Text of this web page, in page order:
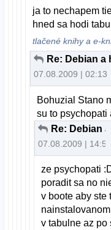
ja to nechapem
hned sa hodi
tlačené knihy a e-
07.08.2009 | 02:13
Bohuzial Stano
su to psychopati
07.08.2009 | 14:55
ze psychopati
poradit sa no
v boote aby ste
v tabulne az po